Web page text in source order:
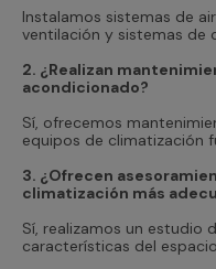
Instalamos sistemas de
ventilación y sistemas de
2. ¿Realizan
acondicionado?
Sí, ofrecemos
equipos de climatización
3. ¿Ofrecen
climatización más
Sí, realizamos un estudio
características del